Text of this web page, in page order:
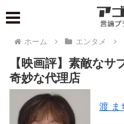
ホーム エンタメ
【映画評】素敵な
奇妙な代理店
渡 ま